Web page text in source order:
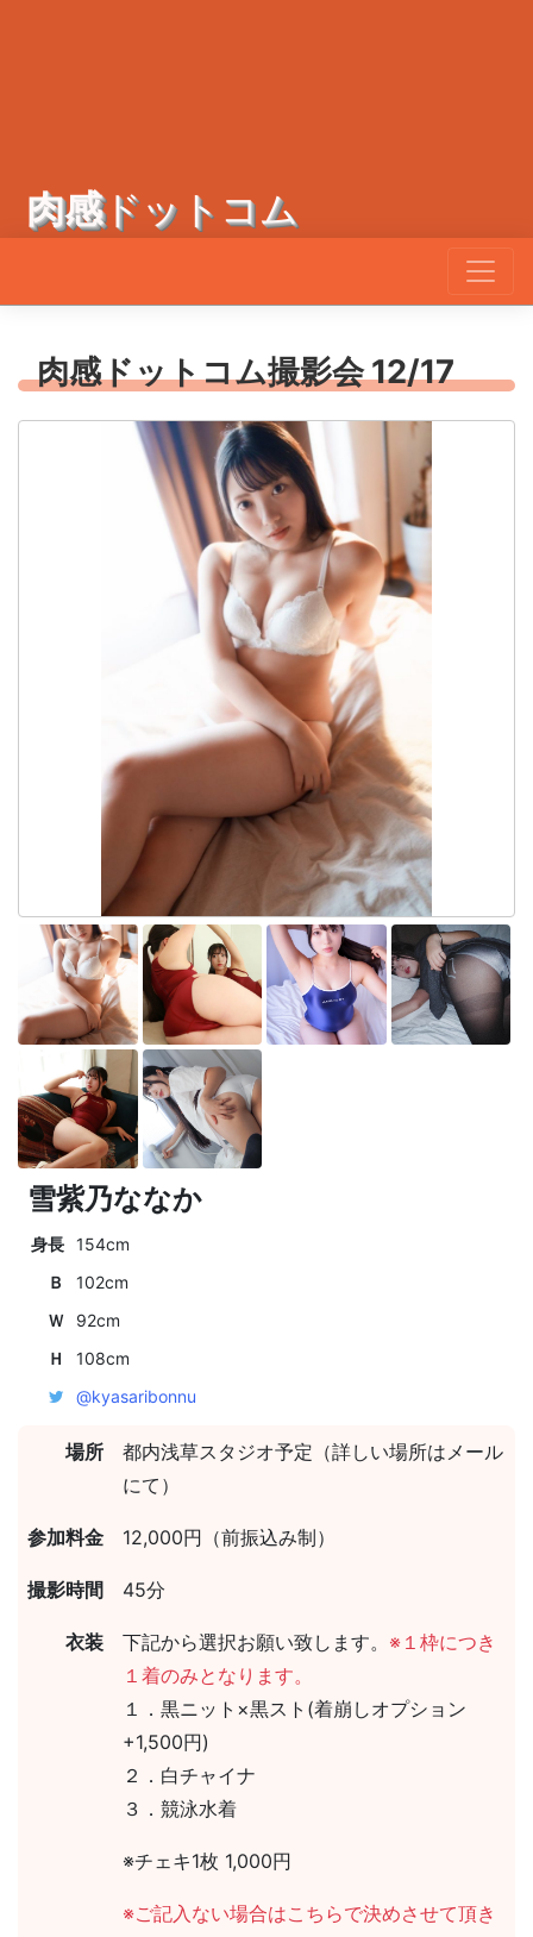
肉感ドットコム
肉感ドットコム撮影会 12/17
雪紫乃ななか
身長 154cm
Ｂ
102cm
Ｗ
92cm
Ｈ
108cm
@kyasaribonnu
場所
都内浅草スタジオ予定（詳しい場所はメール
にて）
参加料金 12,000円（前振込み制）
撮影時間 45分
衣装 下記から選択お願い致します。 ※１枠につき
１着のみとなります。
１．黒ニット×黒スト(着崩しオプション
+1,500円)
２．白チャイナ
３．競泳水着
※チェキ1枚 1,000円
※ご記入ない場合はこちらで決めさせて頂き